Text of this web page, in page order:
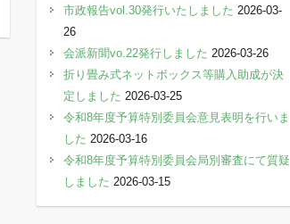
市政報告vol.30発行いたしました 2026-03-
26
会派新聞vo.22発行しました 2026-03-26
折り畳み式ネットボックス等購入助成が決
定しました 2026-03-25
令和8年度予算特別委員会意見表明を行いま
した 2026-03-16
令和8年度予算特別委員会局別審査にて質疑
しました 2026-03-15